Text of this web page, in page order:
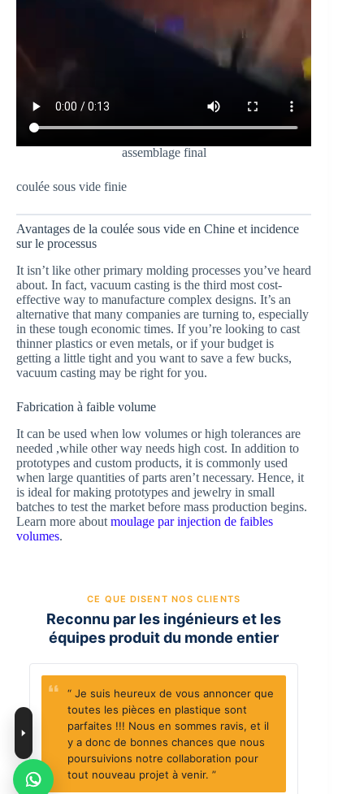
assemblage final
coulée sous vide finie
Avantages de la coulée sous vide en Chine et incidence
sur le processus
It isn’t like other primary molding processes you’ve heard
about. In fact, vacuum casting is the third most cost-
effective way to manufacture complex designs. It’s an
alternative that many companies are turning to, especially
in these tough economic times. If you’re looking to cast
thinner plastics or even metals, or if your budget is
getting a little tight and you want to save a few bucks,
vacuum casting may be right for you.
Fabrication à faible volume
It can be used when low volumes or high tolerances are
needed ,while other way needs high cost. In addition to
prototypes and custom products, it is commonly used
when large quantities of parts aren’t necessary. Hence, it
is ideal for making prototypes and jewelry in small
batches to test the market before mass production begins.
Learn more about moulage par injection de faibles
volumes.
CE QUE DISENT NOS CLIENTS
Reconnu par les ingénieurs et les
équipes produit du monde entier
“ Je suis heureux de vous annoncer que
toutes les pièces en plastique sont
parfaites !!! Nous en sommes ravis, et il
y a donc de bonnes chances que nous
poursuivions notre collaboration pour
tout nouveau projet à venir. ”